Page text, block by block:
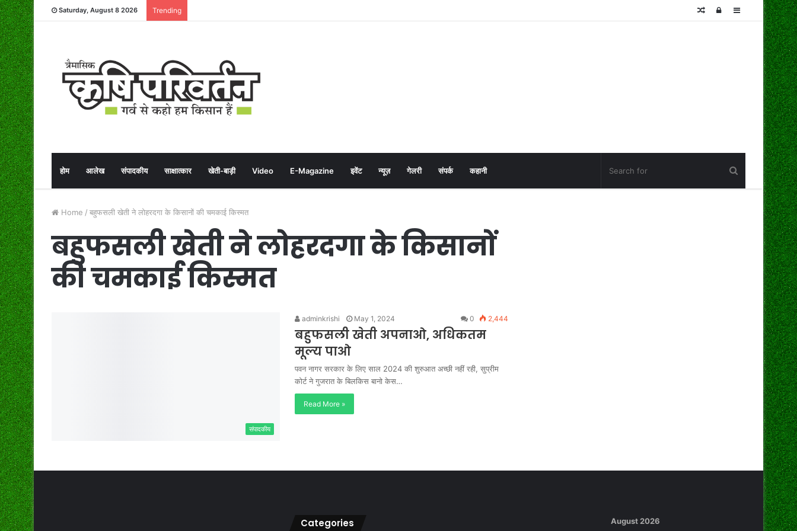
Saturday, August 8 2026 Trending Sidebar
Log
Random
होम आलेख संपादकीय साक्षात्कार खेती-बाड़ी Video E-Magazine इवेंट न्यूज़ गेलरी संपर्क कहानी
Home / बहुफसली खेती ने लोहरदगा के किसानों की चमकाई किस्मत
बहुफसली खेती ने लोहरदगा के किसानों
की चमकाई किस्मत
संपादकीय
adminkrishi May 1, 2024 0 2,444
बहुफसली खेती अपनाओ, अधिकतम
मूल्य पाओ
पवन नागर सरकार के लिए साल 2024 की शुरुआत अच्छी नहीं रही, सुप्रीम
कोर्ट ने गुजरात के बिलकिस बानो केस…
Read More »
Categories August 2026